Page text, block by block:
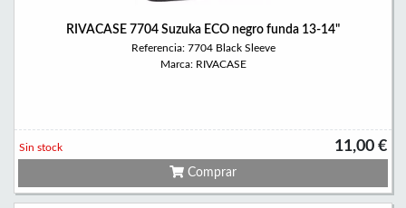
RIVACASE 7704 Suzuka ECO negro funda 13-14"
Referencia: 7704 Black Sleeve
Marca: RIVACASE
11,00 €
Sin stock
Comprar